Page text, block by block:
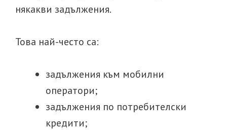
някакви задължения.
Това най-често са:
задължения към мобилни
оператори;
задължения по потребителски
кредити;